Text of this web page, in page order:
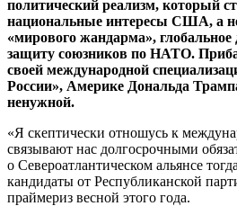
политический реализм, который
национальные интересы США, а
«мирового жандарма»,
защиту союзников по НАТО.
своей международной
России», Америке Дональда
ненужной.
«Я скептически отношусь к
связывают нас долгосрочными
о Североатлантическом альянсе
кандидаты от Республиканской
праймериз весной этого года.